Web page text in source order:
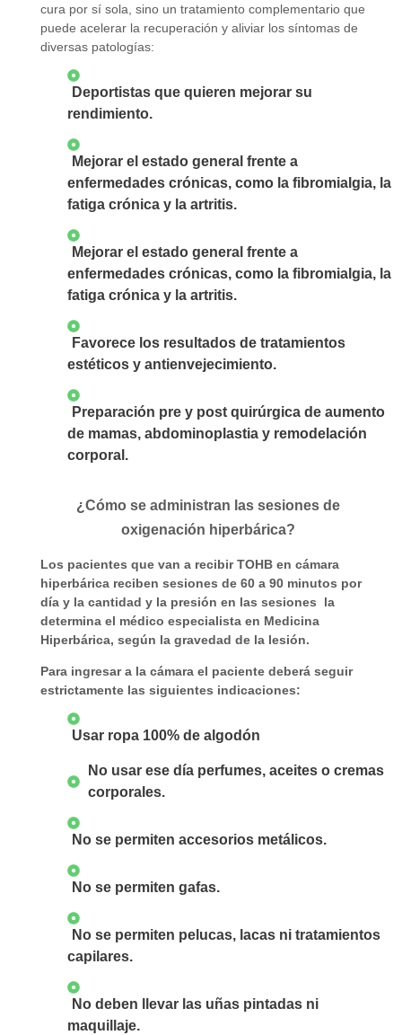
cura por sí sola, sino un tratamiento complementario que
puede acelerar la recuperación y aliviar los síntomas de
diversas patologías:
Deportistas que quieren mejorar su
rendimiento.
Mejorar el estado general frente a
enfermedades crónicas, como la fibromialgia, la
fatiga crónica y la artritis.
Mejorar el estado general frente a
enfermedades crónicas, como la fibromialgia, la
fatiga crónica y la artritis.
Favorece los resultados de tratamientos
estéticos y antienvejecimiento.
Preparación pre y post quirúrgica de aumento
de mamas, abdominoplastia y remodelación
corporal.
¿Cómo se administran las sesiones de
oxigenación hiperbárica?
Los pacientes que van a recibir TOHB en cámara
hiperbárica reciben sesiones de 60 a 90 minutos por
día y la cantidad y la presión en las sesiones la
determina el médico especialista en Medicina
Hiperbárica, según la gravedad de la lesión.
Para ingresar a la cámara el paciente deberá seguir
estrictamente las siguientes indicaciones:
Usar ropa 100% de algodón
No usar ese día perfumes, aceites o cremas
corporales.
No se permiten accesorios metálicos.
No se permiten gafas.
No se permiten pelucas, lacas ni tratamientos
capilares.
No deben llevar las uñas pintadas ni
maquillaje.